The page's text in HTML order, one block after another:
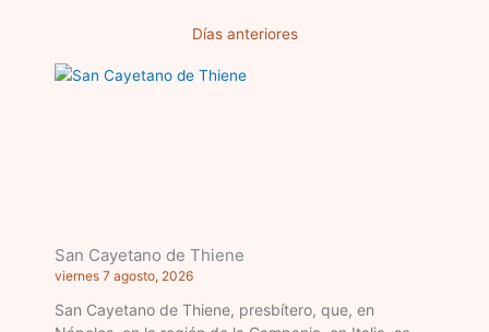
Días anteriores
San Cayetano de Thiene
viernes 7 agosto, 2026
San Cayetano de Thiene, presbítero, que, en
Página
PáginaPágina